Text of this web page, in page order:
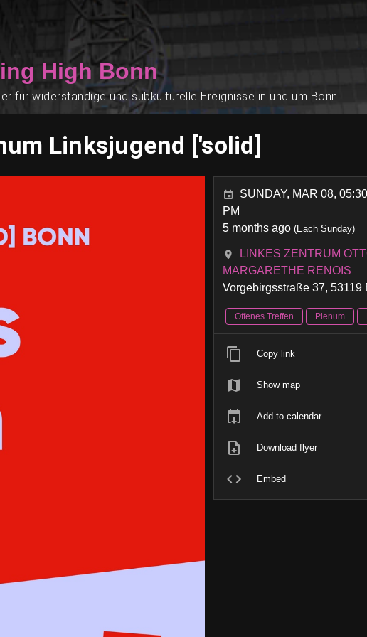
High Bonn
für widerständige und subkulturelle Ereignisse in und um Bonn.
Linksjugend ['solid]
SUNDAY, MAR 08,
PM
5 months ago (Each Sunday)
LINKES ZENTRUM
MARGARETHE RENOIS
Vorgebirgsstraße 37, 53119
Offenes Treffen Plenum
Copy link
Show map
Add to calendar
Download flyer
Embed